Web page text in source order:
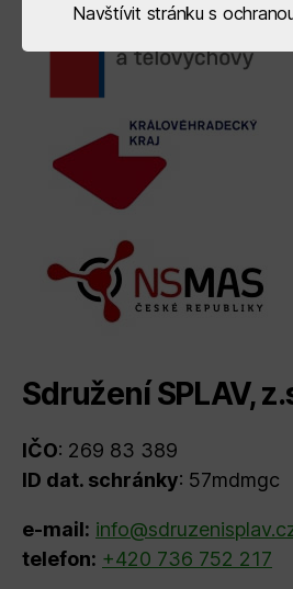
Sdružení SPLAV,
IČO: 269 83 389
ID dat. schránky: 57mdmgc
e-mail:
telefon: +420 736 752 217
Navštívit stránku s